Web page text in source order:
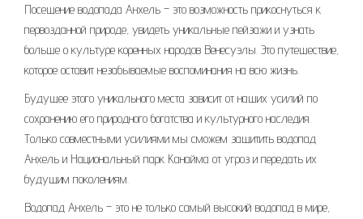
Посещение водопада Анхель – это возможность прикоснуться к
первозданной природе, увидеть уникальные пейзажи и узнать
больше о культуре коренных народов Венесуэлы. Это путешествие,
которое оставит незабываемые воспоминания на всю жизнь.
Будущее этого уникального места зависит от наших усилий по
сохранению его природного богатства и культурного наследия.
Только совместными усилиями мы сможем защитить водопад
Анхель и Национальный парк Канайма от угроз и передать их
будущим поколениям.
Водопад Анхель – это не только самый высокий водопад в мире,